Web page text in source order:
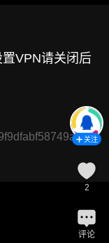
VPN请关闭后
关注
2
评论